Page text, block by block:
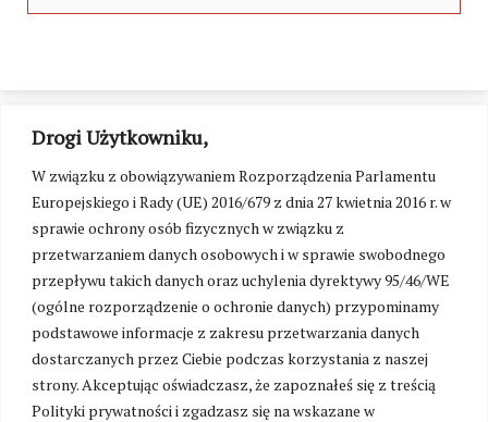
Drogi Użytkowniku,
W związku z obowiązywaniem Rozporządzenia Parlamentu
Europejskiego i Rady (UE) 2016/679 z dnia 27 kwietnia 2016 r. w
sprawie ochrony osób fizycznych w związku z
przetwarzaniem danych osobowych i w sprawie swobodnego
przepływu takich danych oraz uchylenia dyrektywy 95/46/WE
(ogólne rozporządzenie o ochronie danych) przypominamy
podstawowe informacje z zakresu przetwarzania danych
dostarczanych przez Ciebie podczas korzystania z naszej
strony. Akceptując oświadczasz, że zapoznałeś się z treścią
Polityki prywatności i zgadzasz się na wskazane w